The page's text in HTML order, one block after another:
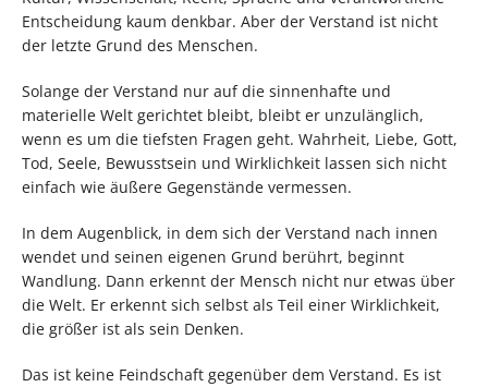
Entscheidung kaum denkbar. Aber der Verstand ist nicht
der letzte Grund des Menschen.
Solange der Verstand nur auf die sinnenhafte und
materielle Welt gerichtet bleibt, bleibt er unzulänglich,
wenn es um die tiefsten Fragen geht. Wahrheit, Liebe, Gott,
Tod, Seele, Bewusstsein und Wirklichkeit lassen sich nicht
einfach wie äußere Gegenstände vermessen.
In dem Augenblick, in dem sich der Verstand nach innen
wendet und seinen eigenen Grund berührt, beginnt
Wandlung. Dann erkennt der Mensch nicht nur etwas über
die Welt. Er erkennt sich selbst als Teil einer Wirklichkeit,
die größer ist als sein Denken.
Das ist keine Feindschaft gegenüber dem Verstand. Es ist